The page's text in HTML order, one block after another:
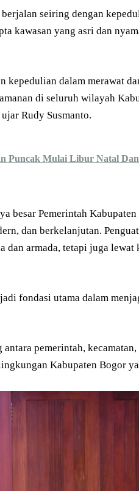
seiring dengan
kawasan yang asri dan
dalam merawat
di seluruh wilayah
Rudy Susmanto.
Puncak Mulai Libur Natal
besar Pemerintah
dan berkelanjutan.
armada, tetapi juga
fondasi utama dalam
pemerintah,
Kabupaten Bogor